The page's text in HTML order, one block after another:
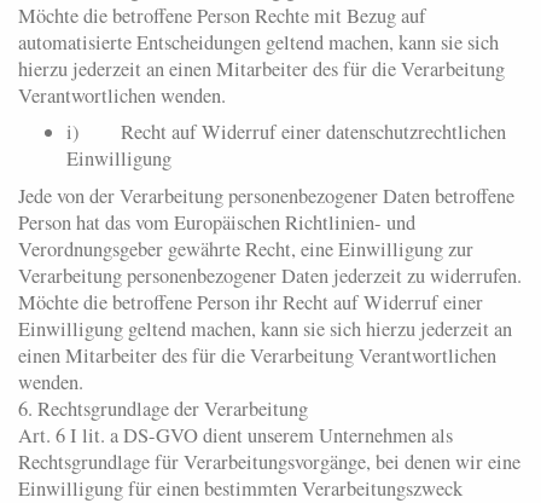
Möchte die betroffene Person Rechte mit Bezug auf
automatisierte Entscheidungen geltend machen, kann sie sich
hierzu jederzeit an einen Mitarbeiter des für die Verarbeitung
Verantwortlichen wenden.
i) Recht auf Widerruf einer datenschutzrechtlichen
Einwilligung
Jede von der Verarbeitung personenbezogener Daten betroffene
Person hat das vom Europäischen Richtlinien- und
Verordnungsgeber gewährte Recht, eine Einwilligung zur
Verarbeitung personenbezogener Daten jederzeit zu widerrufen.
Möchte die betroffene Person ihr Recht auf Widerruf einer
Einwilligung geltend machen, kann sie sich hierzu jederzeit an
einen Mitarbeiter des für die Verarbeitung Verantwortlichen
wenden.
6. Rechtsgrundlage der Verarbeitung
Art. 6 I lit. a DS-GVO dient unserem Unternehmen als
Rechtsgrundlage für Verarbeitungsvorgänge, bei denen wir eine
Einwilligung für einen bestimmten Verarbeitungszweck